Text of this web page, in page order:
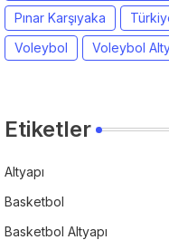
Pınar Karşıyaka
Voleybol
Voleybol
Etiketler
Altyapı
Basketbol
Basketbol Altyapı